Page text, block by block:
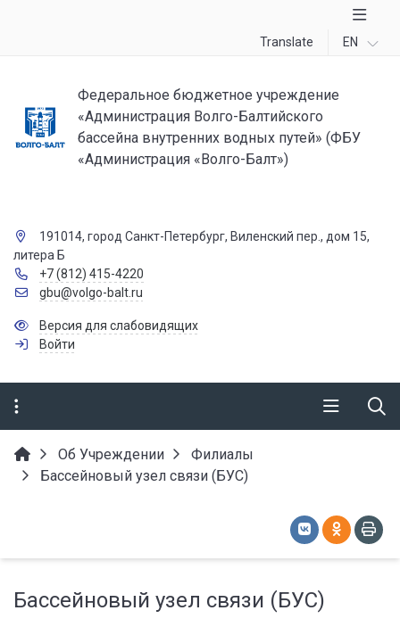
Translate EN
Федеральное бюджетное учреждение
«Администрация Волго-Балтийского
бассейна внутренних водных путей» (ФБУ
«Администрация «Волго-Балт»)
191014, город Санкт-Петербург, Виленский пер., дом 15,
литера Б
+7 (812) 415-4220
gbu@volgo-balt.ru
Версия для слабовидящих
Войти
Об Учреждении
Филиалы
Бассейновый узел связи (БУС)
Бассейновый узел связи (БУС)